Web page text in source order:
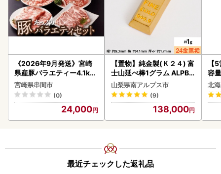
《2026年9月発送》宮崎
県産豚バラエティー4.1kg
セット_K033-057-2609
宮崎県串間市
(0)
24,000
【置物】純金製(Ｋ２４) 富
士山延べ棒1グラム ALPBK
180
山梨県南アルプス市
(9)
138,000
【
容
あ
ー
058
北
最近チェックした返礼品